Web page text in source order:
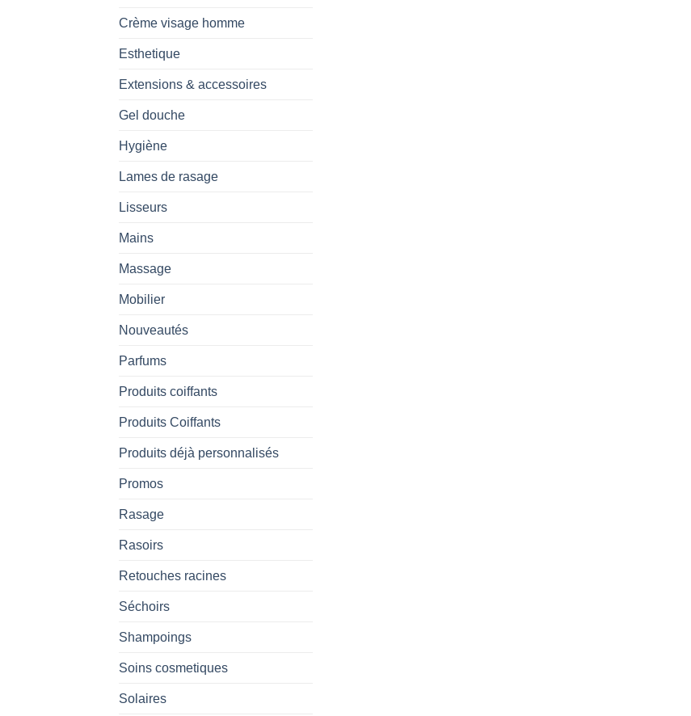
Crème visage homme
Esthetique
Extensions & accessoires
Gel douche
Hygiène
Lames de rasage
Lisseurs
Mains
Massage
Mobilier
Nouveautés
Parfums
Produits coiffants
Produits Coiffants
Produits déjà personnalisés
Promos
Rasage
Rasoirs
Retouches racines
Séchoirs
Shampoings
Soins cosmetiques
Solaires